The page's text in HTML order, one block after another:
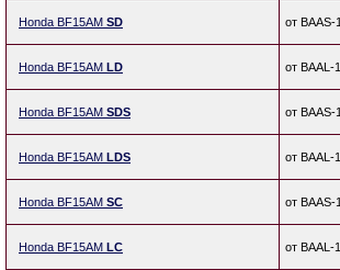
Honda BF15AM SD от BAAS-
Honda BF15AM LD от BAAL-
Honda BF15AM SDS от BAAS-
Honda BF15AM LDS от BAAL-
Honda BF15AM SC от BAAS-
Honda BF15AM LC от BAAL-